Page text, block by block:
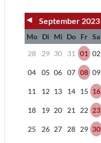
◀ September 2023
Mo Di Mi Do Fr Sa
28
29 30 31 01 02
04 05 06 07 08 09
11 12 13 14 15 16
18 19 20 21 22 23
25 26 27 28 29 30